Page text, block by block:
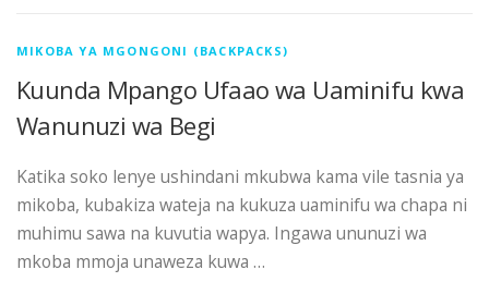
MIKOBA YA MGONGONI (BACKPACKS)
Kuunda Mpango Ufaao wa Uaminifu kwa
Wanunuzi wa Begi
Katika soko lenye ushindani mkubwa kama vile tasnia ya
mikoba, kubakiza wateja na kukuza uaminifu wa chapa ni
muhimu sawa na kuvutia wapya. Ingawa ununuzi wa
mkoba mmoja unaweza kuwa …